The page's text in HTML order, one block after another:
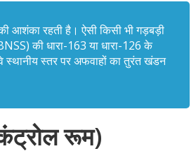
आशंका रहती है । ऐसी किसी भी गड़बड़ी
की धारा-163 या धारा-126 के
वे स्थानीय स्तर पर अफवाहों का तुरंत खंडन
रूम)
प्रथम आगमन पर नवनियुक्त प्रदेश
उपाध्यक्ष सोनू बाल्मीकि का किया गया